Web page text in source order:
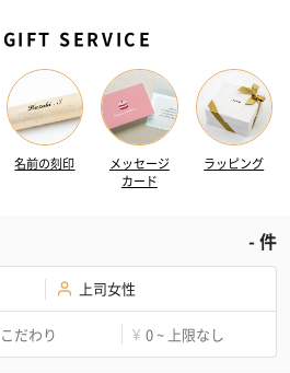
SERVICE
名前の刻印
メッセージ
カード
ラッピング
-件
上司女性
こだわり ¥ 0 ~ 上限なし